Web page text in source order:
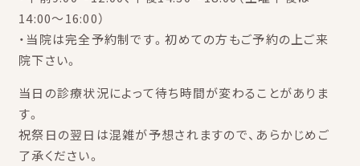
14:00～16:00）
・当院は完全予約制です。初めての方もご予約の上ご来
院下さい。
当日の診療状況によって待ち時間が変わることがありま
す。
祝祭日の翌日は混雑が予想されますので、あらかじめご
了承ください。